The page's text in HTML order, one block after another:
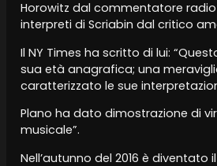
Horowitz dal commentatore
interpreti di Scriabin dal critico
Il NY Times ha scritto di lui:
sua età anagrafica; una
caratterizzato le sue
Plano ha dato dimostrazione di
musicale”.
Nell’autunno del 2016 è